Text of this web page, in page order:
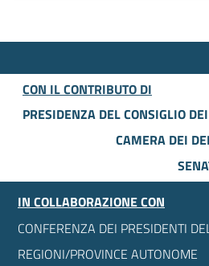
CON IL CONTRIBUTO DI
PRESIDENZA DEL CONSIGLIO
CAMERA DEI
IN COLLABORAZIONE CON
CONFERENZA DEI PRESIDENTI
REGIONI/PROVINCE AUTONOME